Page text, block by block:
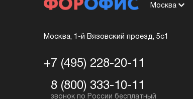
Москва
Москва, 1-й Вязовский проезд, 5с1
+7 (495) 228-20-11
8 (800) 333-10-11